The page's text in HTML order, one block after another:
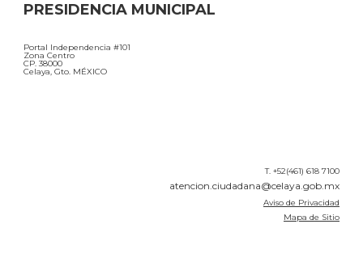
PRESIDENCIA MUNICIPAL
Portal Independencia #101
Zona Centro
CP. 38000
Celaya, Gto. MÉXICO
T. +52(461) 618 7100
atencion.ciudadana@celaya.gob.mx
Aviso de Privacidad
Mapa de Sitio